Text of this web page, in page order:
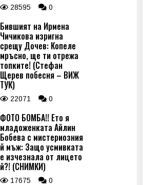
28595 0
Бившият на Ирмена
Чичикова изригна
срещу Дочев: Копеле
мръсно, ще ти отрежа
топките! (Стефан
Щерев побесня – ВИЖ
ТУК)
22071 0
ФОТО БОМБА!! Ето я
младоженката Айлин
Бобева с мистериозния
й мъж: Защо усмивката
е изчезнала от лицето
й?! (СНИМКИ)
17675 0